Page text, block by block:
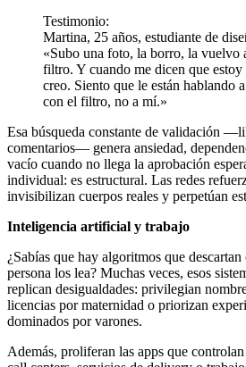
Testimonio:
Martina, 25 años, estudiante de
«Subo una foto, la borro, la vuelvo
filtro. Y cuando me dicen que
creo. Siento que le están hablando
con el filtro, no a mí.»
Esa búsqueda constante de validación
comentarios— genera ansiedad,
vacío cuando no llega la aprobación
individual: es estructural. Las redes
invisibilizan cuerpos reales y perpetúan
Inteligencia artificial y trabajo
¿Sabías que hay algoritmos que
persona los lea? Muchas veces, esos
replican desigualdades: privilegian
licencias por maternidad o priorizan
dominados por varones.
Además, proliferan las apps que